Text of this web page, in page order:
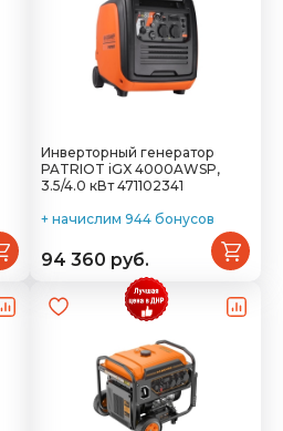
Инверторный генератор
PATRIOT iGX 4000AWSP,
3.5/4.0 кВт 471102341
+ начислим 944 бонусов
94 360 руб.